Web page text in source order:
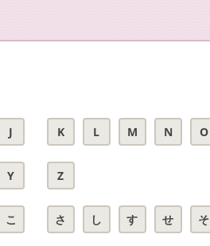
J K L M N O
Y Z
こ さ し す せ そ